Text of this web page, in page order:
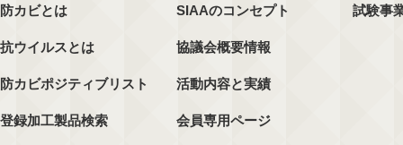
防カビとは
抗ウイルスとは
防カビポジティブリスト
登録加工製品検索
SIAAのコンセプト
協議会概要情報
活動内容と実績
会員専用ページ
試験事